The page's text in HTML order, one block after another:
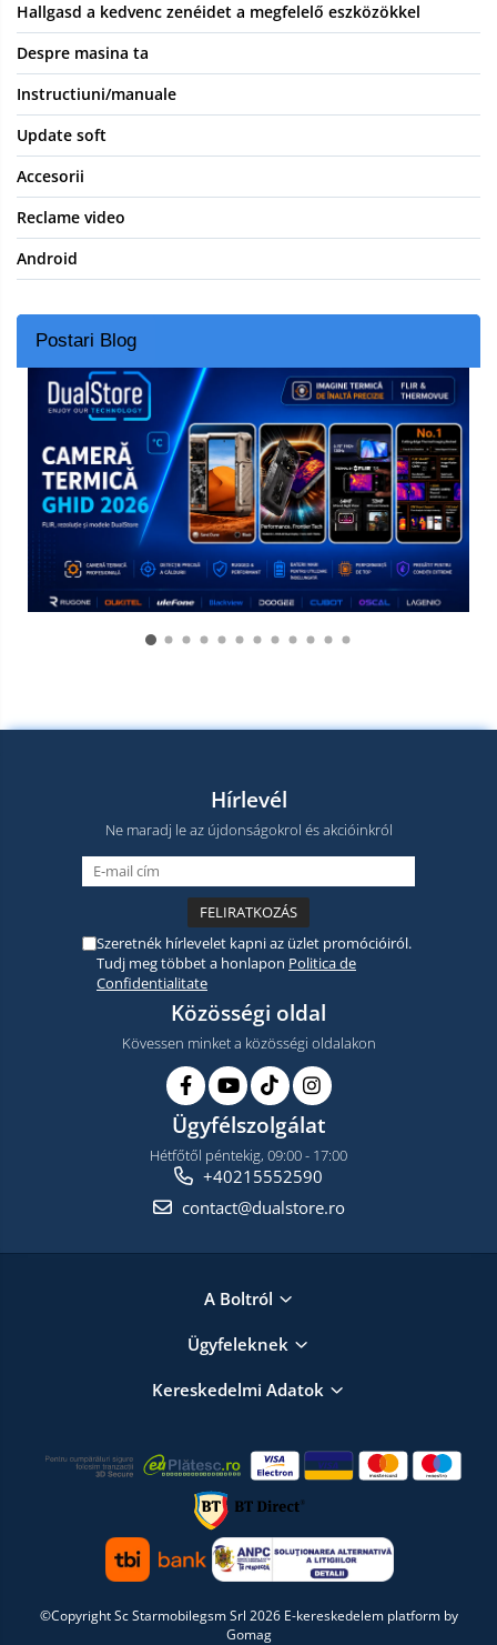
Hallgasd a kedvenc zenéidet a megfelelő eszközökkel
Despre masina ta
Instructiuni/manuale
Update soft
Accesorii
Reclame video
Android
Postari Blog
Hírlevél
Ne maradj le az újdonságokrol és akcióinkról
Szeretnék hírlevelet kapni az üzlet promócióiról.
Tudj meg többet a honlapon Politica de
Confidentialitate
Közösségi oldal
Kövessen minket a közösségi oldalakon
Ügyfélszolgálat
Hétfőtől péntekig, 09:00 - 17:00
+40215552590
contact@dualstore.ro
A Boltról
Ügyfeleknek
Kereskedelmi Adatok
©Copyright Sc Starmobilegsm Srl 2026 E-kereskedelem platform by
Gomag